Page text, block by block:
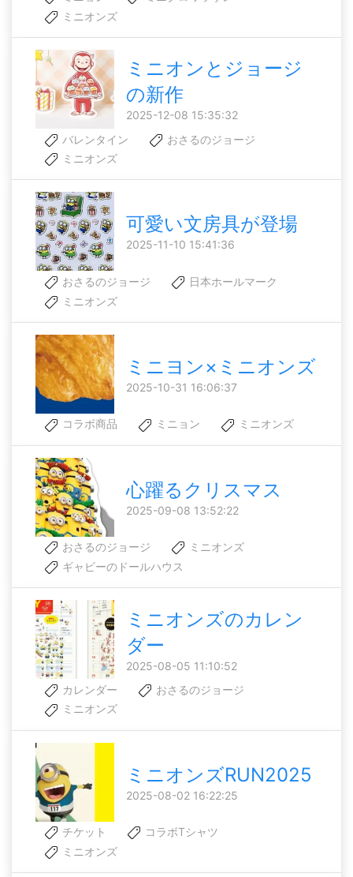
ミニオンズ
ミニオンとジョージ
の新作
2025-12-08 15:35:32
バレンタイン
おさるのジョージ
ミニオンズ
可愛い文房具が登場
2025-11-10 15:41:36
おさるのジョージ
日本ホールマーク
ミニオンズ
ミニヨン×ミニオンズ
2025-10-31 16:06:37
コラボ商品 ミニョン ミニオンズ
心躍るクリスマス
2025-09-08 13:52:22
おさるのジョージ
ミニオンズ
ギャビーのドールハウス
ミニオンズのカレン
ダー
2025-08-05 11:10:52
カレンダー
おさるのジョージ
ミニオンズ
ミニオンズRUN2025
2025-08-02 16:22:25
チケット
コラボTシャツ
ミニオンズ